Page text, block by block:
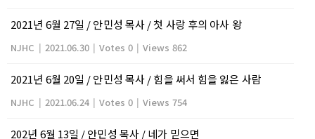
2021년 6월 27일 / 안민성 목사 / 첫 사랑 후의 아사 왕
NJHC | 2021.06.30 | Votes 0 | Views 862
2021년 6월 20일 / 안민성 목사 / 힘을 써서 힘을 잃은 사람
NJHC | 2021.06.24 | Votes 0 | Views 754
202년 6월 13일 / 안민성 목사 / 네가 믿으면